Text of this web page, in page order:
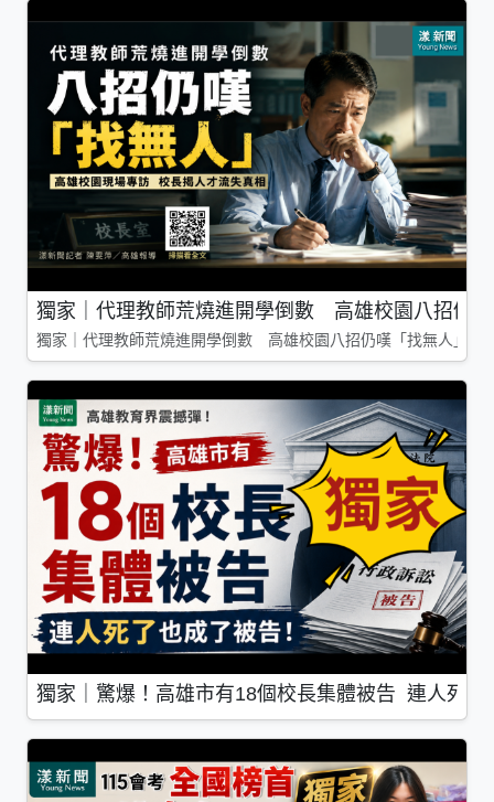
獨家｜代理教師荒燒進開學倒數 高雄校園八招仍
獨家｜代理教師荒燒進開學倒數 高雄校園八招仍嘆「找無人」
獨家｜驚爆！高雄市有18個校長集體被告 連人死了